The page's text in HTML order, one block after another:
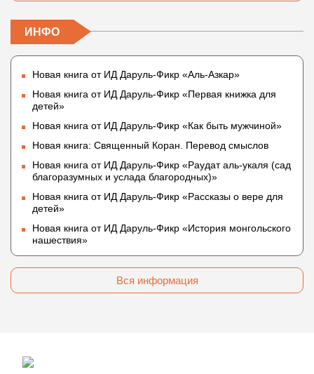
ИНФО
Новая книга от ИД Даруль-Фикр «Аль-Азкар»
Новая книга от ИД Даруль-Фикр «Первая книжка для
детей»
Новая книга от ИД Даруль-Фикр «Как быть мужчиной»
Новая книга: Священный Коран. Перевод смыслов
Новая книга от ИД Даруль-Фикр «Раудат аль-укаля (cад
благоразумных и услада благородных)»
Новая книга от ИД Даруль-Фикр «Рассказы о вере для
детей»
Новая книга от ИД Даруль-Фикр «История монгольского
нашествия»
Вся информация